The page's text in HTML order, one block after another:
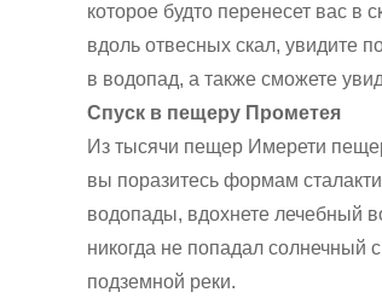
которое будто перенесет вас
вдоль отвесных скал, увидите
в водопад, а также сможете
Спуск в пещеру Прометея
Из тысячи пещер Имерети
вы поразитесь формам
водопады, вдохнете лечебный
никогда не попадал солнечный
подземной реки.